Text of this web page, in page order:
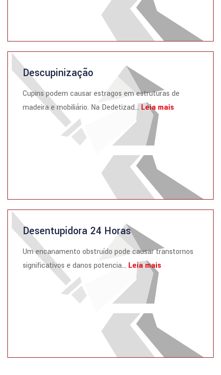
Descupinização
Cupins podem causar estragos em estruturas de
madeira e mobiliário. Na Dedetizad... Leia mais
Desentupidora 24 Horas
Um encanamento obstruído pode causar transtornos
significativos e danos potencia... Leia mais